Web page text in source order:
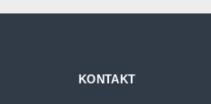
KONTAKT